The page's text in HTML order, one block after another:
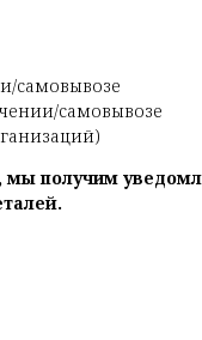
самовывозе
самовывозе
мы получим